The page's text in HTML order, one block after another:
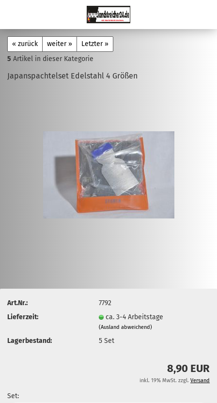
« zurück weiter »
Letzter »
5 Artikel in dieser Kategorie
Japanspachtelset Edelstahl 4 Größen
Art.Nr.:
7792
Lieferzeit:
ca. 3-4 Arbeitstage
(Ausland abweichend)
Lagerbestand: 5Set
8,90 EUR
inkl. 19% MwSt. zzgl. Versand
Set: